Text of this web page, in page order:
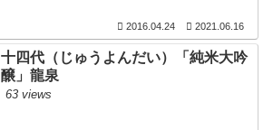
2016.04.24 2021.06.16
十四代（じゅうよんだい）「純米大吟
醸」龍泉
63 views